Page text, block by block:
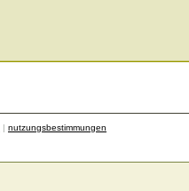
| nutzungsbestimmungen